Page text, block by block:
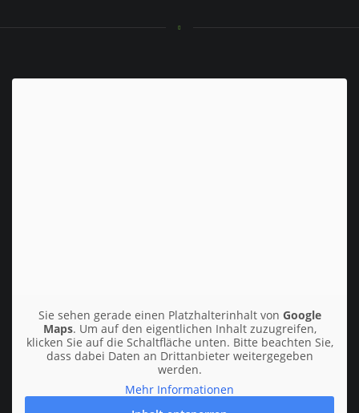
Sie sehen gerade einen Platzhalterinhalt von Google
Maps. Um auf den eigentlichen Inhalt zuzugreifen,
klicken Sie auf die Schaltfläche unten. Bitte beachten Sie,
dass dabei Daten an Drittanbieter weitergegeben
werden.
Mehr Informationen